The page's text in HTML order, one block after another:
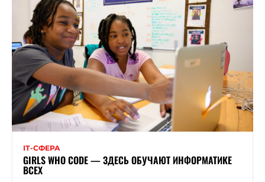
ІТ-СФЕРА
GIRLS WHO CODE — ЗДЕСЬ ОБУЧАЮТ ИНФОРМАТИКЕ
ВСЕХ